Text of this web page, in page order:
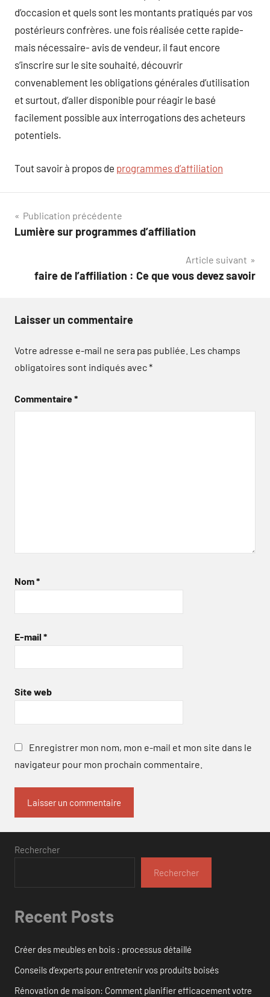
d’occasion et quels sont les montants pratiqués par vos
postérieurs confrères. une fois réalisée cette rapide-
mais nécessaire- avis de vendeur, il faut encore
s’inscrire sur le site souhaité, découvrir
convenablement les obligations générales d’utilisation
et surtout, d’aller disponible pour réagir le basé
facilement possible aux interrogations des acheteurs
potentiels.
Tout savoir à propos de programmes d’affiliation
Navigation
de
Publication précédente
Lumière sur programmes d’affiliation
Article suivant
faire de l’affiliation : Ce que vous devez savoir
Laisser un commentaire
Votre adresse e-mail ne sera pas publiée. Les champs
obligatoires sont indiqués avec*
Commentaire*
Nom*
E-mail *
Site web
Enregistrer mon nom, mon e-mail et mon site dans le
navigateur pour mon prochain commentaire.
Rechercher
Rechercher
Recent Posts
Créer des meubles en bois : processus détaillé
Conseils d’experts pour entretenir vos produits boisés
Rénovation de maison: Comment planifier efficacement votre